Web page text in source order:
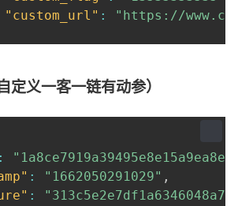
"custom_url" :
"https://
: "202401020000000001"
定义一客一链有动参）
:
: "1662050291029" ,
: